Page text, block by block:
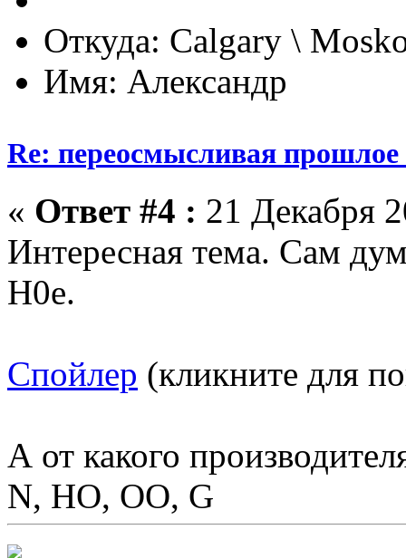
Откуда: Calgary \
Имя: Александр
Re: переосмысливая
« Ответ #4 : 21 Декабря
Интересная тема. Сам
Н0е.
Спойлер (кликните для
А от какого
N, HO, OO, G